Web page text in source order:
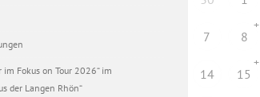
im Fokus on Tour 2026“ im
der Langen Rhön“
7 8
+
14 15
+